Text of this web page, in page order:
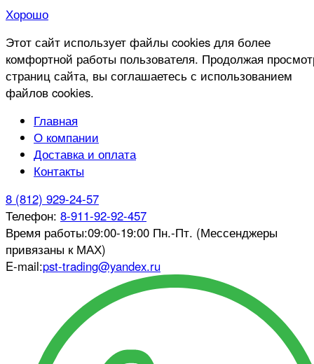
Хорошо
Этот сайт использует файлы cookies для более
комфортной работы пользователя. Продолжая
страниц сайта, вы соглашаетесь с использованием
файлов cookies.
Главная
О компании
Доставка и оплата
Контакты
8 (812) 929-24-57
Телефон: 8-911-92-92-457
Время работы:09:00-19:00 Пн.-Пт. (Мессенджеры
привязаны к МАХ)
E-mail:pst-trading@yandex.ru